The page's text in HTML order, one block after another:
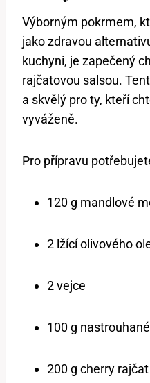
Výborným pokrmem,
jako zdravou
kuchyni, je zapečený
rajčatovou salsou.
a skvělý pro ty, kteří
vyváženě.
Pro přípravu
120 g mandlové
2 lžící olivového
2 vejce
100 g
200 g cherry rajčat